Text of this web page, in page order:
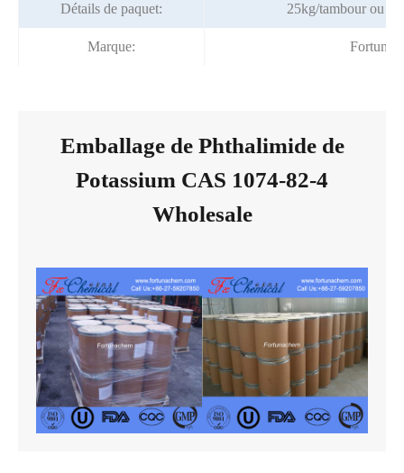
Détails de paquet: 25kg/tambour ou
Marque:
Emballage de Phthalimide de
Potassium CAS 1074-82-4
Wholesale